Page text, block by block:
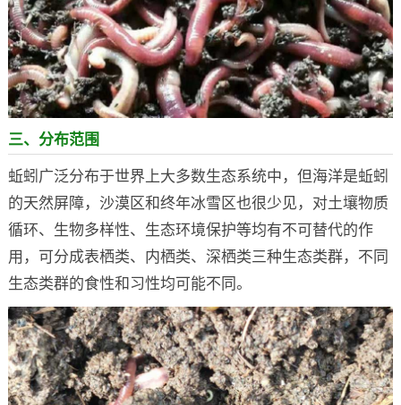
三、分布范围
蚯蚓广泛分布于世界上大多数生态系统中，但海洋是蚯蚓
的天然屏障，沙漠区和终年冰雪区也很少见，对土壤物质
循环、生物多样性、生态环境保护等均有不可替代的作
用，可分成表栖类、内栖类、深栖类三种生态类群，不同
生态类群的食性和习性均可能不同。